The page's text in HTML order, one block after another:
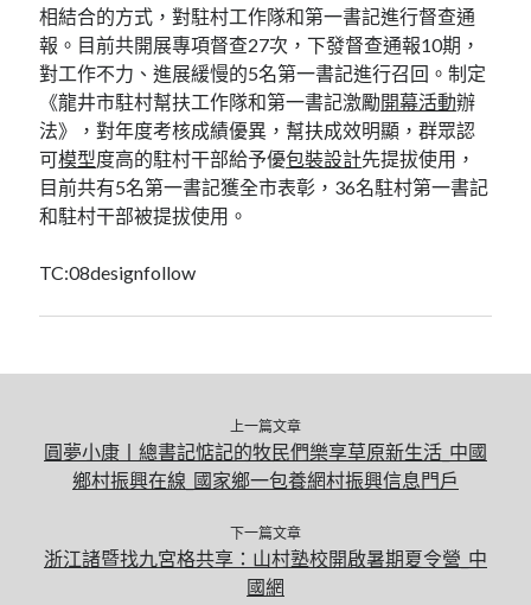
相結合的方式，對駐村工作隊和第一書記進行督查通
報。目前共開展專項督查27次，下發督查通報10期，
對工作不力、進展緩慢的5名第一書記進行召回。制定
《龍井市駐村幫扶工作隊和第一書記激勵開幕活動辦
法》，對年度考核成績優異，幫扶成效明顯，群眾認
可模型度高的駐村干部給予優包裝設計先提拔使用，
目前共有5名第一書記獲全市表彰，36名駐村第一書記
和駐村干部被提拔使用。
TC:08designfollow
上一篇文章
圓夢小康丨總書記惦記的牧民們樂享草原新生活_中國
鄉村振興在線_國家鄉一包養網村振興信息門戶
下一篇文章
浙江諸暨找九宮格共享：山村塾校開啟暑期夏令營_中
國網